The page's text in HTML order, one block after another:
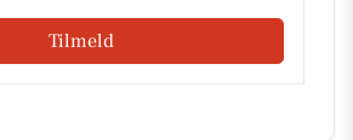
Tilmeld